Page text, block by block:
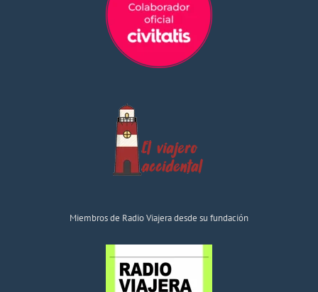
Miembros de Radio Viajera desde su fundación